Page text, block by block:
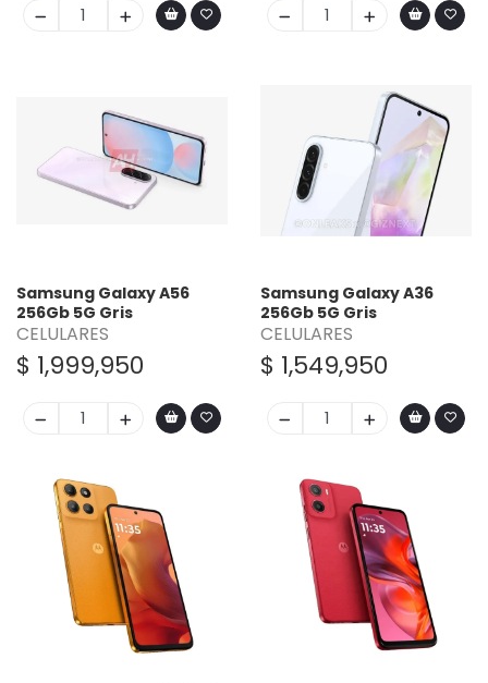
Samsung Galaxy A56
256Gb 5G Gris
CELULARES
$ 1,999,950
Samsung Galaxy A36
256Gb 5G Gris
CELULARES
$ 1,549,950